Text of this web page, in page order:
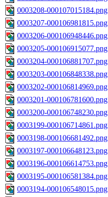
0003208-000107015184.png
0003207-000106981815.png
0003206-000106948446.png
0003205-000106915077.png
0003204-000106881707.png
0003203-000106848338.png
0003202-000106814969.png
0003201-000106781600.png
0003200-000106748230.png
0003199-000106714861.png
0003198-000106681492.png
0003197-000106648123.png
0003196-000106614753.png
0003195-000106581384.png
0003194-000106548015.png